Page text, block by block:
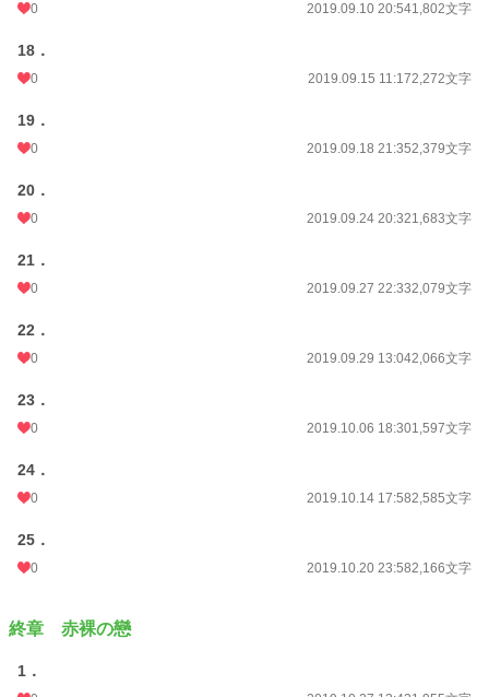
0 2019.09.10 20:541,802文字
18．
0 2019.09.15 11:172,272文字
19．
0 2019.09.18 21:352,379文字
20．
0 2019.09.24 20:321,683文字
21．
0 2019.09.27 22:332,079文字
22．
0 2019.09.29 13:042,066文字
23．
0 2019.10.06 18:301,597文字
24．
0 2019.10.14 17:582,585文字
25．
0 2019.10.20 23:582,166文字
終章 赤裸の戀
1．